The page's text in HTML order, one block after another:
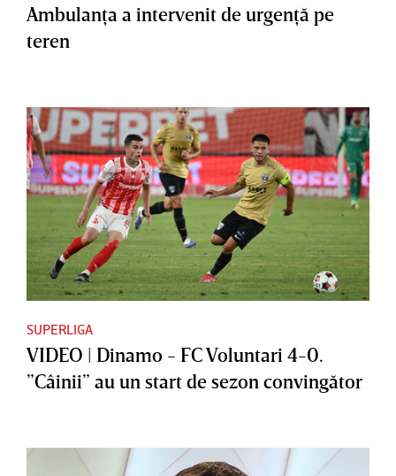
Ambulanţa a intervenit de urgenţă pe
teren
SUPERLIGA
VIDEO | Dinamo - FC Voluntari 4-0.
”Câinii” au un start de sezon convingător